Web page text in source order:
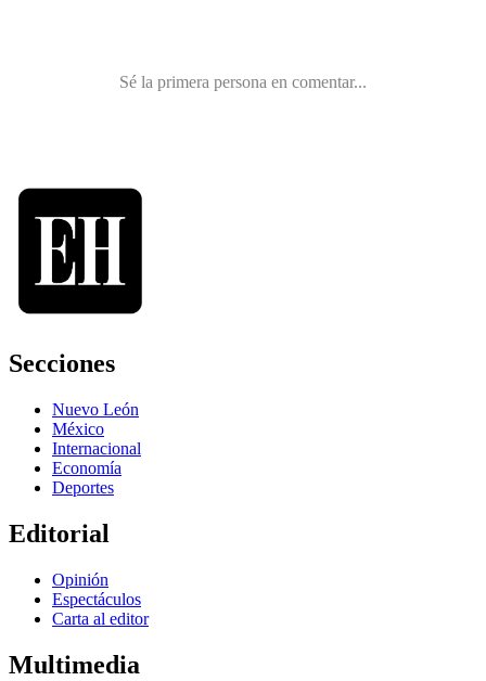
Secciones
Nuevo León
México
Internacional
Economía
Deportes
Editorial
Opinión
Espectáculos
Carta al editor
Multimedia